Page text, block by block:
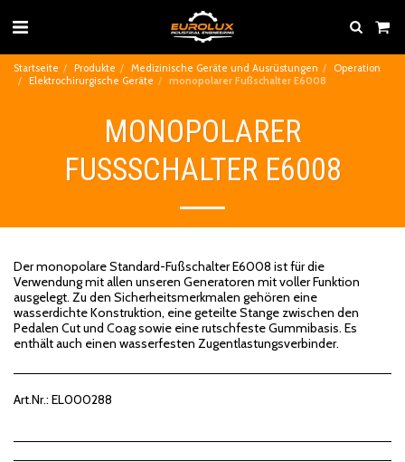
Startseite Produkte Medizinische Geräte und Ausrüstungen
Operation
Elektrochirurgische Geräte
monopolarer Fußschalter E6008
MONOPOLARER
FUSSSCHALTER E6008
Der monopolare Standard-Fußschalter E6008 ist für die
Verwendung mit allen unseren Generatoren mit voller Funktion
ausgelegt. Zu den Sicherheitsmerkmalen gehören eine
wasserdichte Konstruktion, eine geteilte Stange zwischen den
Pedalen Cut und Coag sowie eine rutschfeste Gummibasis. Es
enthält auch einen wasserfesten Zugentlastungsverbinder.
Art.Nr.: EL000288